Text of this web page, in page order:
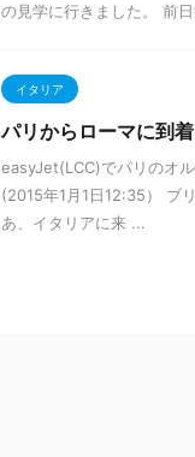
の見学に行きました。 前
イタリア
パリからローマに到
easyJet(LCC)でパリのオ
(2015年1月1日12:35） ブ
あ、イタリアに来 ...